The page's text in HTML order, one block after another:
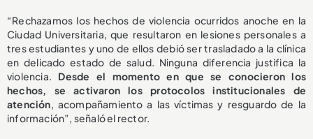
“Rechazamos los hechos de violencia ocurridos anoche en la
Ciudad Universitaria, que resultaron en lesiones personales a
tres estudiantes y uno de ellos debió ser trasladado a la clínica
en delicado estado de salud. Ninguna diferencia justifica la
violencia. Desde el momento en que se conocieron los
hechos, se activaron los protocolos institucionales de
atención, acompañamiento a las víctimas y resguardo de la
información”, señaló el rector.